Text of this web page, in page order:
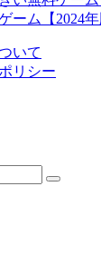
ーム【2024年
いて
リシー